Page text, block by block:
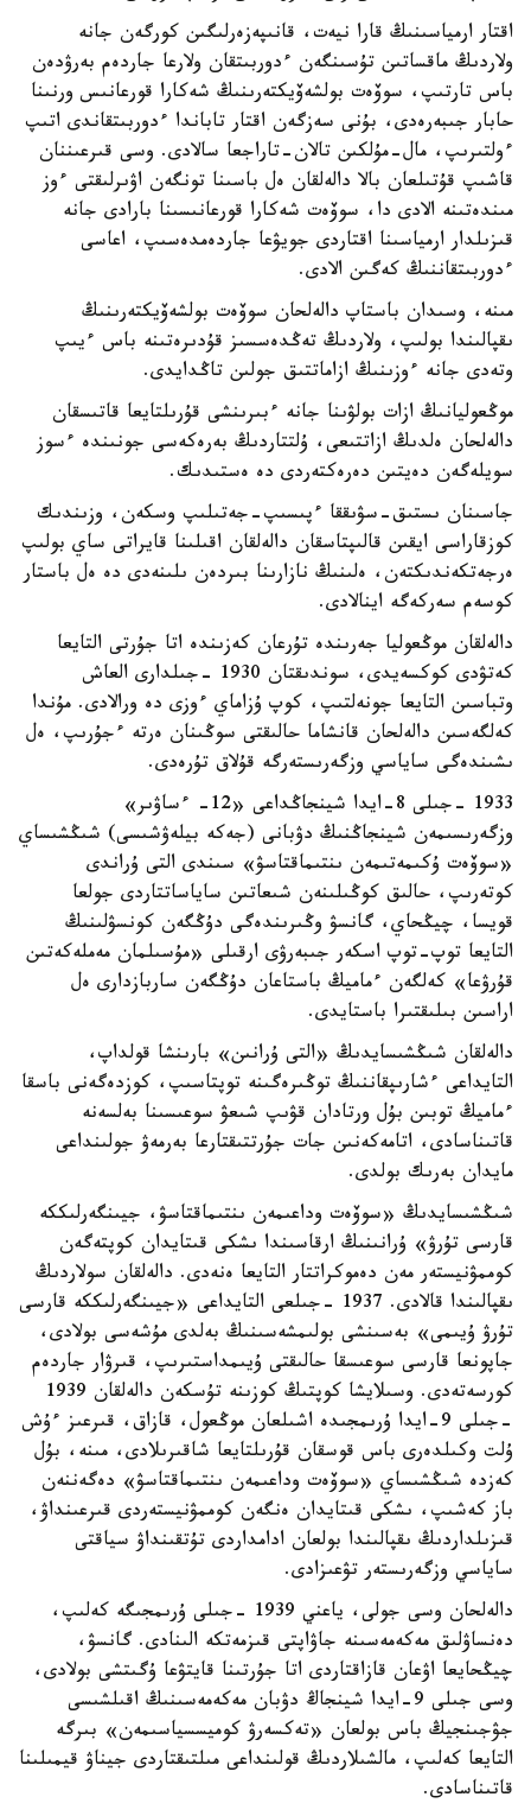
اقتار ارمياسىنىڭ قارا نيەت، قانىپەزەرلىگىن كورگەن جانە
ولاردىڭ ماقساتىن تۇسىنگەن ءدوربىتقان ولارعا جاردەم بەرۋدەن
باس تارتىپ، سوۆەت بولشەۆيكتەرىنىڭ شەكارا قورعانىس ورنىنا
حابار جىبەرەدى، بۇنى سەزگەن اقتار تاباندا ءدوربىتقاندى اتىپ
ءولتىرىپ، مال-مۇلكىن تالان-تاراجعا سالادى. وسى قىرعىننان
قاشىپ قۇتىلعان بالا دالەلقان ەل باسىنا تونگەن اۋىرلىقتى ءوز
مىندەتىنە الادى دا، سوۆەت شەكارا قورعانىسىنا بارادى جانە
قىزىلدار ارمياسىنا اقتاردى جويۋعا جاردەمدەسىپ، اعاسى
ءدوربىتقاننىڭ كەگىن الادى.
مىنە، وسىدان باستاپ دالەلحان سوۆەت بولشەۆيكتەرىنىڭ
ىقپالىندا بولىپ، ولاردىڭ تەڭدەسسىز قۇدىرەتىنە باس ءيىپ
وتەدى جانە ءوزىنىڭ ازاماتتىق جولىن تاڭدايدى.
موڭعوليانىڭ ازات بولۋىنا جانە ءبىرىنشى قۇرىلتايعا قاتىسقان
دالەلحان ەلدىڭ ازاتتىعى، ۇلتتاردىڭ بەرەكەسى جونىندە ءسوز
سويلەگەن دەيتىن دەرەكتەردى دە ەستىدىك.
جاسىنان ىستىق-سۋىققا ءپىسىپ-جەتىلىپ وسكەن، وزىندىك
كوزقاراسى ايقىن قالىپتاسقان دالەلقان اقىلىنا قايراتى ساي بولىپ
ەرجەتكەندىكتەن، ەلىنىڭ نازارىنا بىردەن ىلىنەدى دە ەل باستار
كوسەم سەركەگە اينالادى.
دالەلقان موڭعوليا جەرىندە تۇرعان كەزىندە اتا جۇرتى التايعا
كەتۋدى كوكسەيدى، سوندىقتان 1930 -جىلدارى العاش
وتباسىن التايعا جونەلتىپ، كوپ ۇزاماي ءوزى دە ورالادى. مۇندا
كەلگەسىن دالەلحان قانشاما حالىقتى سوڭىنان ەرتە ءجۇرىپ، ەل
ىشىندەگى ساياسي وزگەرىستەرگە قۇلاق تۇرەدى.
1933 -جىلى 8-ايدا شينجاڭداعى «12- ءساۋىر»
وزگەرىسىمەن شينجاڭنىڭ دۋبانى (جەكە بيلەۋشىسى) شىڭشىساي
«سوۆەت ۇكىمەتىمەن ىنتىماقتاسۋ» سىندى التى ۇراندى
كوتەرىپ، حالىق كوڭىلىنەن شىعاتىن ساياساتتاردى جولعا
قويسا، چيڭحاي، گانسۋ وڭىرىندەگى دۇڭگەن كونسۋلىنىڭ
التايعا توپ-توپ اسكەر جىبەرۋى ارقىلى «مۇسىلمان مەملەكەتىن
قۇرۋعا» كەلگەن ءماميڭ باستاعان دۇڭگەن ساربازدارى ەل
اراسىن بىلىقتىرا باستايدى.
دالەلقان شىڭشىسايدىڭ «التى ۇرانىن» بارىنشا قولداپ،
التايداعى ءشارىپقاننىڭ توڭىرەگىنە توپتاسىپ، كوزدەگەنى باسقا
ءماميڭ توبىن بۇل ورتادان قۋىپ شىعۋ سوعىسىنا بەلسەنە
قاتىناسادى، اتامەكەنىن جات جۇرتتىقتارعا بەرمەۋ جولىنداعى
مايدان بەرىك بولدى.
شىڭشىسايدىڭ «سوۆەت وداعىمەن ىنتىماقتاسۋ، جيىنگەرلىككە
قارسى تۇرۋ» ۇرانىنىڭ ارقاسىندا ىشكى قىتايدان كوپتەگەن
كوممۋنيستەر مەن دەموكراتتار التايعا ەنەدى. دالەلقان سولاردىڭ
ىقپالىندا قالادى. 1937 -جىلعى التايداعى «جيىنگەرلىككە قارسى
تۇرۋ ۇيىمى» بەسىنشى بولىمشەسىنىڭ بەلدى مۇشەسى بولادى،
جاپونعا قارسى سوعىسقا حالىقتى ۇيىمداستىرىپ، قىرۋار جاردەم
كورسەتەدى. وسىلايشا كوپتىڭ كوزىنە تۇسكەن دالەلقان 1939
-جىلى 9-ايدا ۇرىمجىدە اشىلعان موڭعول، قازاق، قىرعىز ءۇش
ۇلت وكىلدەرى باس قوسقان قۇرىلتايعا شاقىرىلادى، مىنە، بۇل
كەزدە شىڭشىساي «سوۆەت وداعىمەن ىنتىماقتاسۋ» دەگەننەن
باز كەشىپ، ىشكى قىتايدان ەنگەن كوممۋنيستەردى قىرعىنداۋ،
قىزىلداردىڭ ىقپالىندا بولعان ادامداردى تۇتقىنداۋ سياقتى
ساياسي وزگەرىستەر تۋعىزادى.
دالەلحان وسى جولى، ياعني 1939 -جىلى ۇرىمجىگە كەلىپ،
دەنساۋلىق مەكەمەسىنە جاۋاپتى قىزمەتكە الىنادى. گانسۋ،
چيڭحايعا اۋعان قازاقتاردى اتا جۇرتىنا قايتۋعا ۇگىتشى بولادى،
وسى جىلى 9-ايدا شينجاڭ دۋبان مەكەمەسىنىڭ اقىلشىسى
جۋجىنجيڭ باس بولعان «تەكسەرۋ كوميسسياسىمەن» بىرگە
التايعا كەلىپ، مالشىلاردىڭ قولىنداعى مىلتىقتاردى جيناۋ قيمىلىنا
قاتىناسادى.